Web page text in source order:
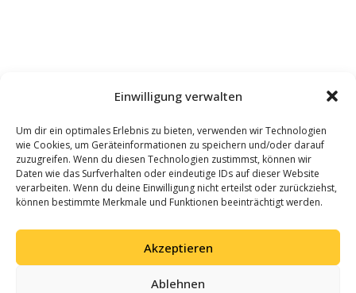
Einwilligung verwalten
Um dir ein optimales Erlebnis zu bieten, verwenden wir Technologien
wie Cookies, um Geräteinformationen zu speichern und/oder darauf
zuzugreifen. Wenn du diesen Technologien zustimmst, können wir
Daten wie das Surfverhalten oder eindeutige IDs auf dieser Website
verarbeiten. Wenn du deine Einwilligung nicht erteilst oder zurückziehst,
können bestimmte Merkmale und Funktionen beeinträchtigt werden.
Akzeptieren
Ablehnen